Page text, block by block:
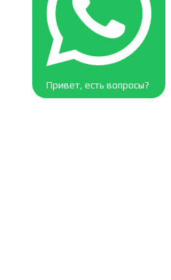
Привет, есть вопросы?